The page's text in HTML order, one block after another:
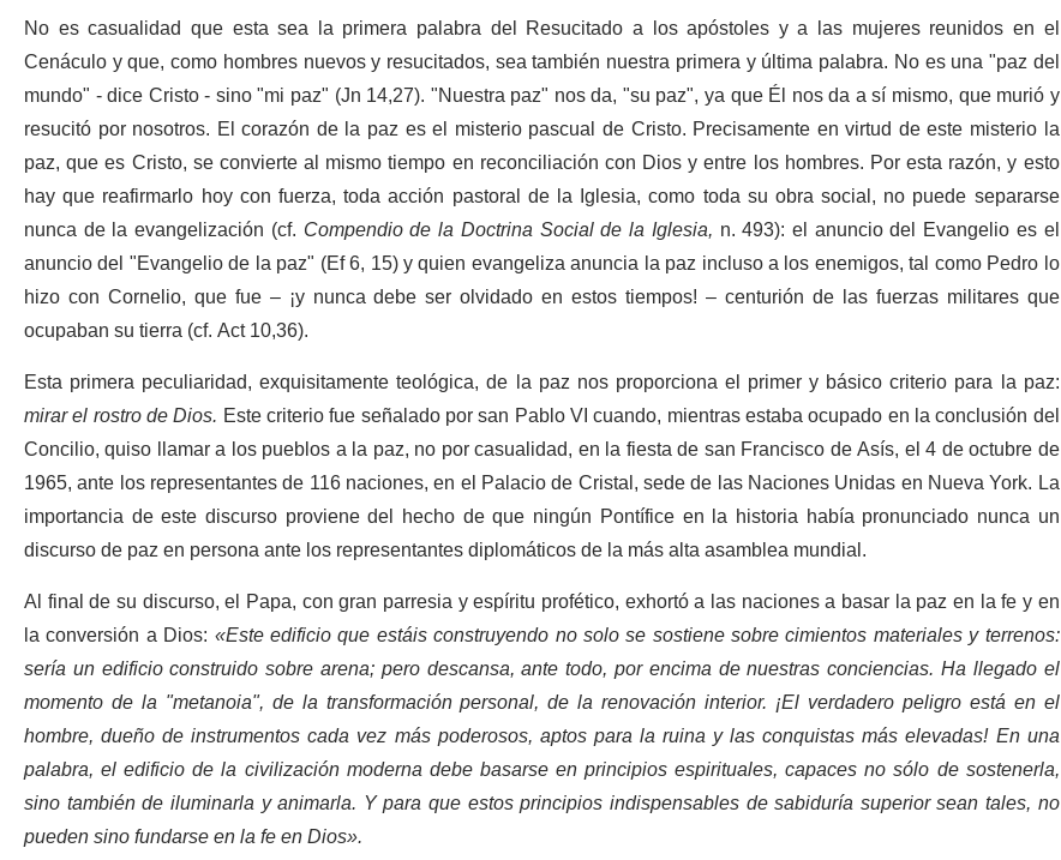
No es casualidad que esta sea la primera palabra del Resucitado a los apóstoles y a las mujeres reunidos en el
Cenáculo y que, como hombres nuevos y resucitados, sea también nuestra primera y última palabra. No es una "paz del
mundo" - dice Cristo - sino "mi paz" (Jn 14,27). "Nuestra paz" nos da, "su paz", ya que Él nos da a sí mismo, que murió y
resucitó por nosotros. El corazón de la paz es el misterio pascual de Cristo. Precisamente en virtud de este misterio la
paz, que es Cristo, se convierte al mismo tiempo en reconciliación con Dios y entre los hombres. Por esta razón, y esto
hay que reafirmarlo hoy con fuerza, toda acción pastoral de la Iglesia, como toda su obra social, no puede separarse
nunca de la evangelización (cf. Compendio de la Doctrina Social de la Iglesia, n. 493): el anuncio del Evangelio es el
anuncio del "Evangelio de la paz" (Ef 6, 15) y quien evangeliza anuncia la paz incluso a los enemigos, tal como Pedro lo
hizo con Cornelio, que fue – ¡y nunca debe ser olvidado en estos tiempos! – centurión de las fuerzas militares que
ocupaban su tierra (cf. Act 10,36).
Esta primera peculiaridad, exquisitamente teológica, de la paz nos proporciona el primer y básico criterio para la paz:
mirar el rostro de Dios. Este criterio fue señalado por san Pablo VI cuando, mientras estaba ocupado en la conclusión del
Concilio, quiso llamar a los pueblos a la paz, no por casualidad, en la fiesta de san Francisco de Asís, el 4 de octubre de
1965, ante los representantes de 116 naciones, en el Palacio de Cristal, sede de las Naciones Unidas en Nueva York. La
importancia de este discurso proviene del hecho de que ningún Pontífice en la historia había pronunciado nunca un
discurso de paz en persona ante los representantes diplomáticos de la más alta asamblea mundial.
Al final de su discurso, el Papa, con gran parresia y espíritu profético, exhortó a las naciones a basar la paz en la fe y en
la conversión a Dios: «Este edificio que estáis construyendo no solo se sostiene sobre cimientos materiales y terrenos:
sería un edificio construido sobre arena; pero descansa, ante todo, por encima de nuestras conciencias. Ha llegado el
momento de la "metanoia", de la transformación personal, de la renovación interior. ¡El verdadero peligro está en el
hombre, dueño de instrumentos cada vez más poderosos, aptos para la ruina y las conquistas más elevadas! En una
palabra, el edificio de la civilización moderna debe basarse en principios espirituales, capaces no sólo de sostenerla,
sino también de iluminarla y animarla. Y para que estos principios indispensables de sabiduría superior sean tales, no
pueden sino fundarse en la fe en Dios».